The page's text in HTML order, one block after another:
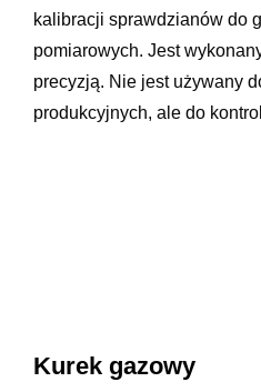
kalibracji sprawdzianów do
pomiarowych. Jest
precyzją. Nie jest używany
produkcyjnych, ale do
Kurek gazowy